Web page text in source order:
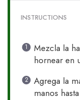
INSTRUCTIONS
Mezcla la
hornear en
Agrega la
manos